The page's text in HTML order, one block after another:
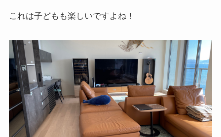
これは子どもも楽しいですよね！